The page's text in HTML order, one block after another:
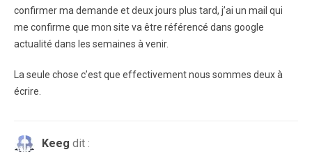
confirmer ma demande et deux jours plus tard, j’ai un mail qui
me confirme que mon site va être référencé dans google
actualité dans les semaines à venir.
La seule chose c’est que effectivement nous sommes deux à
écrire.
Keeg dit :